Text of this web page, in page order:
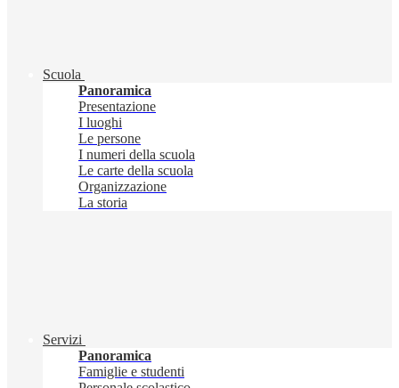
Scuola
Panoramica
Presentazione
I luoghi
Le persone
I numeri della scuola
Le carte della scuola
Organizzazione
La storia
Servizi
Panoramica
Famiglie e studenti